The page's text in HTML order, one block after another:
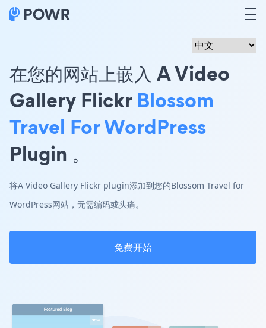
在您的网站上嵌入 A Video
Gallery FlickrBlossom
Travel For WordPress
Plugin 。
将A Video Gallery Flickr plugin添加到您的Blossom Travel for
WordPress网站，无需编码或头痛。
免费开始